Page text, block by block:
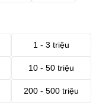
1 - 3 triệu
10 - 50 triệu
200 - 500 triệu